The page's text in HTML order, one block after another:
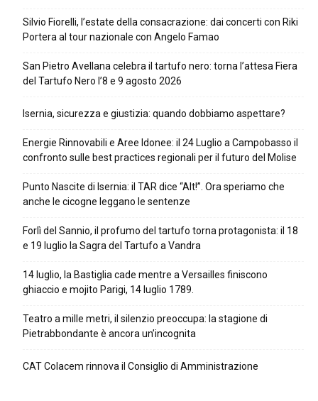
Silvio Fiorelli, l’estate della consacrazione: dai concerti con Riki
Portera al tour nazionale con Angelo Famao
San Pietro Avellana celebra il tartufo nero: torna l’attesa Fiera
del Tartufo Nero l’8 e 9 agosto 2026
Isernia, sicurezza e giustizia: quando dobbiamo aspettare?
Energie Rinnovabili e Aree Idonee: il 24 Luglio a Campobasso il
confronto sulle best practices regionali per il futuro del Molise
Punto Nascite di Isernia: il TAR dice “Alt!”. Ora speriamo che
anche le cicogne leggano le sentenze
Forlì del Sannio, il profumo del tartufo torna protagonista: il 18
e 19 luglio la Sagra del Tartufo a Vandra
14 luglio, la Bastiglia cade mentre a Versailles finiscono
ghiaccio e mojito Parigi, 14 luglio 1789.
Teatro a mille metri, il silenzio preoccupa: la stagione di
Pietrabbondante è ancora un’incognita
CAT Colacem rinnova il Consiglio di Amministrazione